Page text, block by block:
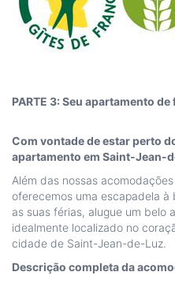
PARTE 3: Seu apartamento
Com vontade de estar perto
apartamento em Saint-Jean-
Além das nossas
oferecemos uma escapadela
as suas férias, alugue um belo
idealmente localizado no
cidade de Saint-Jean-de-Luz.
Descrição completa da